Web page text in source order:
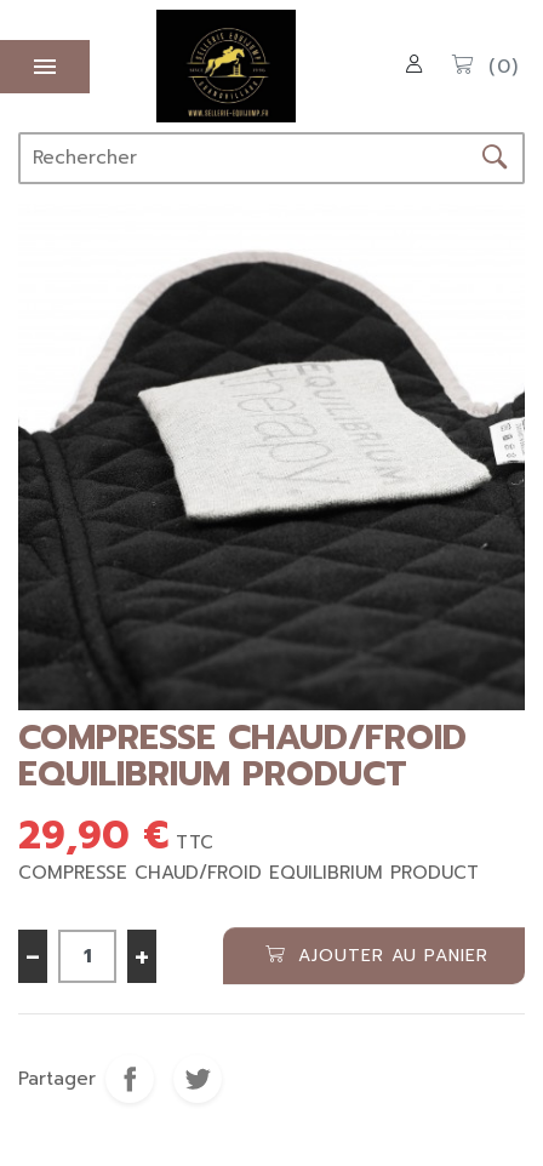
 (0)
COMPRESSE CHAUD/FROID
EQUILIBRIUM PRODUCT
29,90 € TTC
COMPRESSE CHAUD/FROID EQUILIBRIUM PRODUCT
- + AJOUTER AU PANIER
Partager